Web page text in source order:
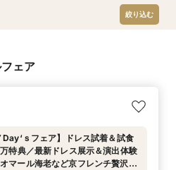
絞り込む
ェア
Day‘ｓフェア】ドレス試着＆試食
特典／最新ドレス展示＆演出体験
マール海老など京フレンチ贅沢試